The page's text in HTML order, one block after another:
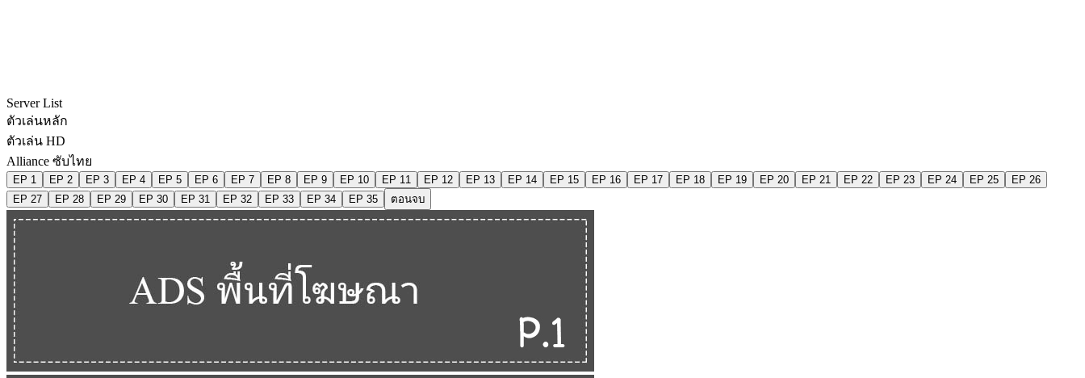
Server List
ตัวเล่นหลัก
ตัวเล่น HD
Alliance ซับไทย
EP 1 EP 2 EP 3 EP 4 EP 5 EP 6 EP 7 EP 8 EP 9 EP 10 EP 11 EP 12 EP 13 EP 14 EP 15 EP 16 EP 17 EP 18 EP 19 EP 20 EP 21 EP 22 EP 23 EP 24 EP 25
EP 26
EP 27
EP 28 EP 29 EP 30 EP 31 EP 32 EP 33 EP 34 EP 35 ตอนจบ